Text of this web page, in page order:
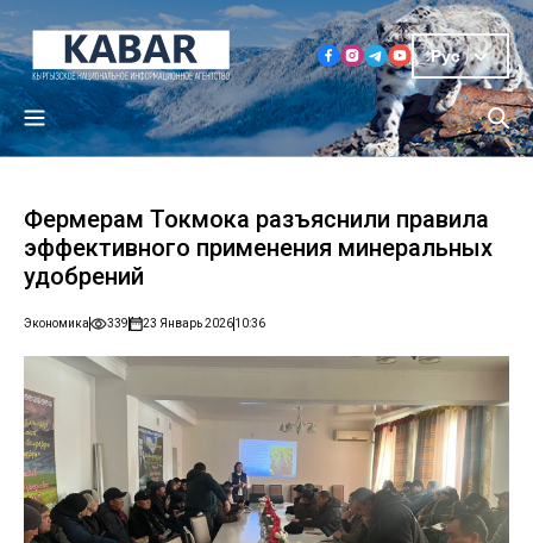
Рус
Фермерам Токмока разъяснили правила
эффективного применения минеральных
удобрений
Экономика 339 23 Январь 202610:36